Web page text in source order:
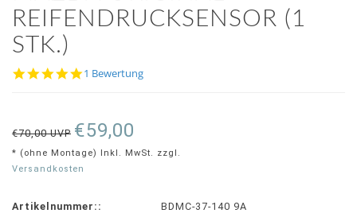
REIFENDRUCKSENSOR (1
STK.)
5.0
1 Bewertung
€70,00 UVP €59,00
* (ohne Montage) Inkl. MwSt. zzgl.
Versandkosten
Artikelnummer::
BDMC-37-140 9A